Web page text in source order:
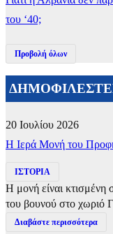
του ‘40;
Προβολή όλων
20 Ιουλίου 2026
​Η Ιερά Μονή του
ΙΣΤΟΡΙΑ
Η μονή είναι κτισμένη
του βουνού στο χωριό
Διαβάστε περισσότερα